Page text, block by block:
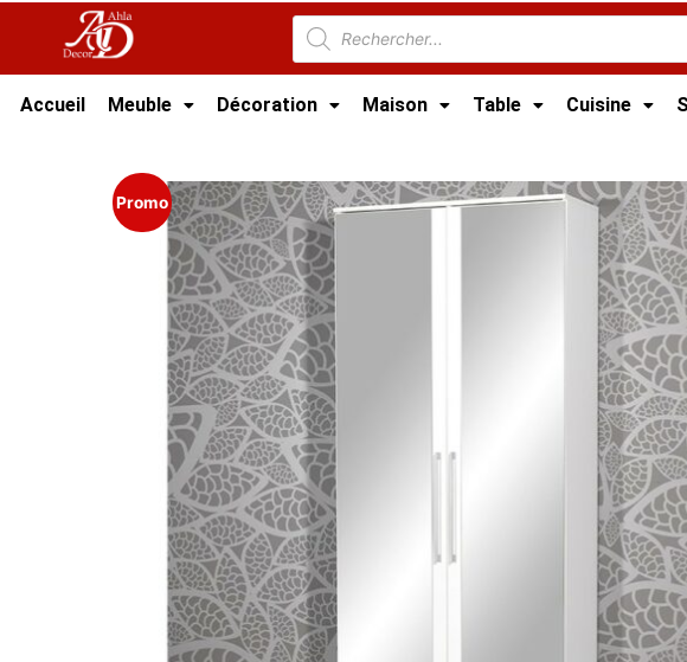
Accueil Meuble Décoration Maison Table Cuisine
Promo